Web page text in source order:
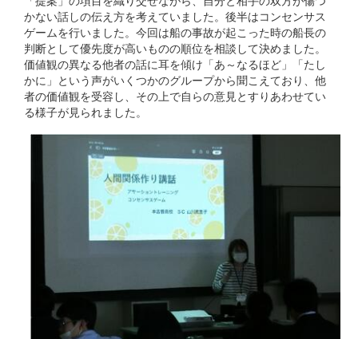
かない話しの伝え方を考えていました。後半はコンセンサス
ゲームを行いました。今回は船の事故が起こった時の船長の
判断として優先度が高いものの順位を相談して決めました。
価値観の異なる他者の話に耳を傾け「あ～なるほど」「たし
かに」という声がいくつかのグループから聞こえており、他
者の価値観を受容し、その上で自らの意見とすりあわせてい
る様子が見られました。